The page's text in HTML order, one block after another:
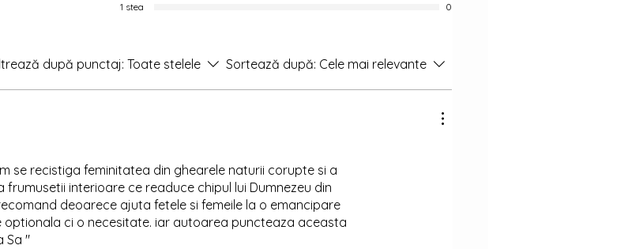
1 stea 0
după punctaj: Toate stelele Sortează după: Cele mai relevante
se recistiga feminitatea din ghearele naturii corupte si a
interioare ce readuce chipul lui Dumnezeu din
deoarece ajuta fetele si femeile la o emancipare
ci o necesitate. iar autoarea puncteaza aceasta
Sa "